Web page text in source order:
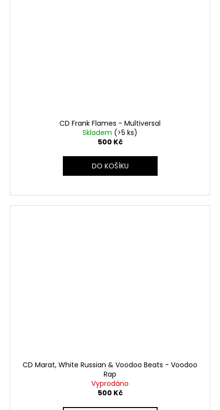
CD Frank Flames - Multiversal
Skladem (>5 ks)
500 Kč
DO KOŠÍKU
CD Marat, White Russian & Voodoo Beats - Voodoo
Rap
Vyprodáno
500 Kč